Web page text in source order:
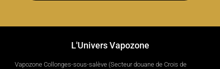
L'Univers Vapozone
Vapozone Collonges-sous-salève (Secteur douane de Crois de